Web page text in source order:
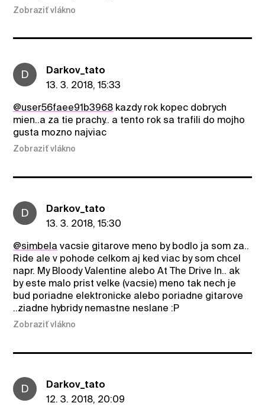
Zobraziť vlákno
D
Darkov_tato
13. 3. 2018, 15:33
@user56faee91b3968 kazdy rok kopec dobrych
mien..a za tie prachy.. a tento rok sa trafili do mojho
gusta mozno najviac
Zobraziť vlákno
D
Darkov_tato
13. 3. 2018, 15:30
@simbela vacsie gitarove meno by bodlo ja som za..
Ride ale v pohode celkom aj ked viac by som chcel
napr. My Bloody Valentine alebo At The Drive In.. ak
by este malo prist velke (vacsie) meno tak nech je
bud poriadne elektronicke alebo poriadne gitarove
..ziadne hybridy nemastne neslane :P
Zobraziť vlákno
D
Darkov_tato
12. 3. 2018, 20:09